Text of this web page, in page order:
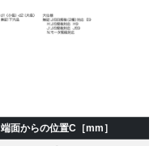
端面からの位置C［mm］